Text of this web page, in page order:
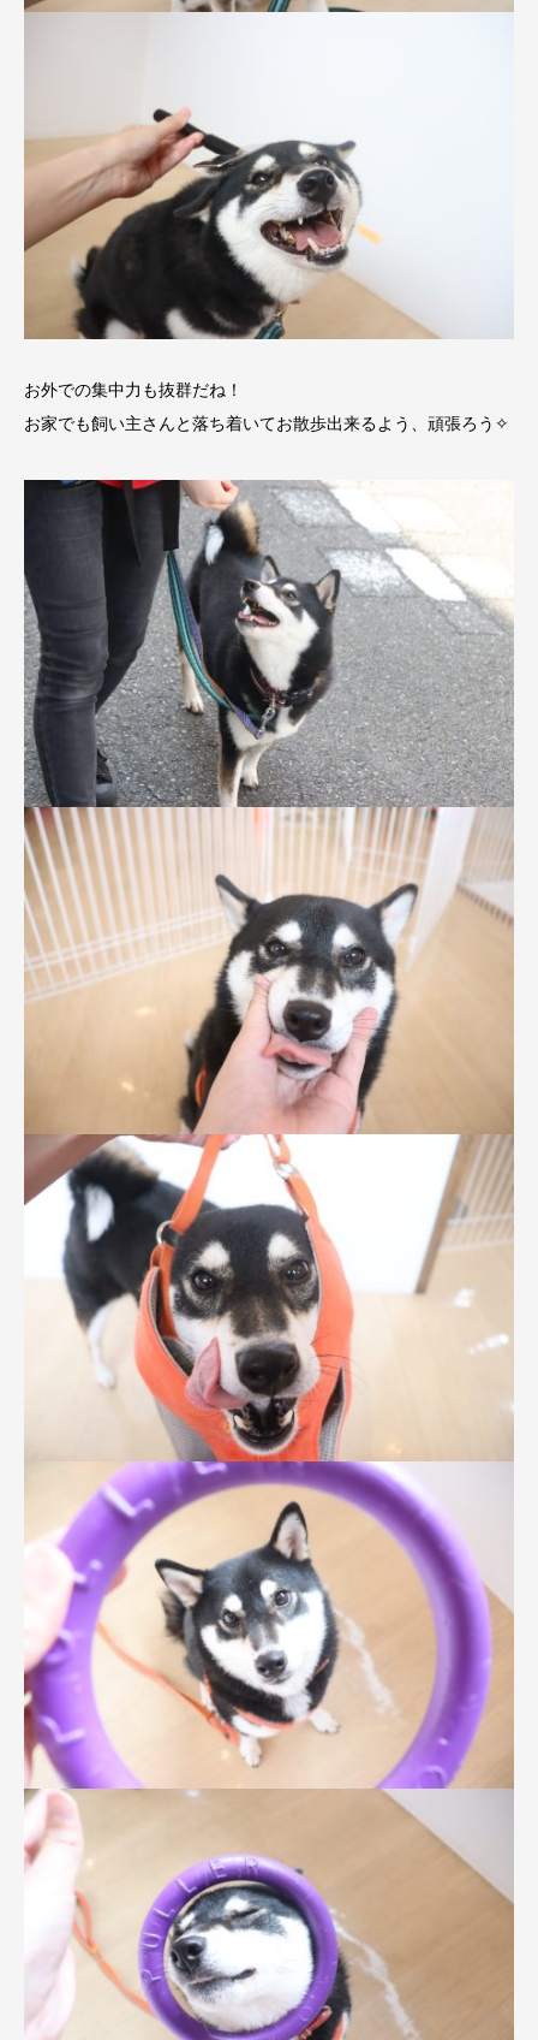
お外での集中力も抜群だね！
お家でも飼い主さんと落ち着いてお散歩出来るよう、頑張ろう✧